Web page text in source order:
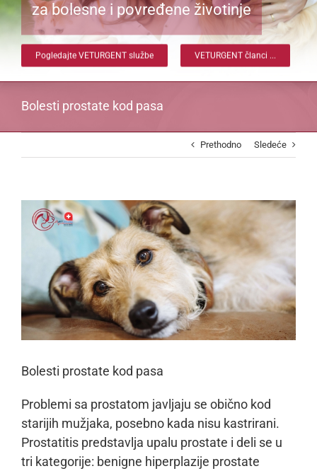
za bolesne i povređene životinje
Pogledajte VETURGENT službe VETURGENT članci ...
Bolesti prostate kod pasa
Prethodno Sledeće
Larger
Image
Bolesti prostate kod pasa
Problemi sa prostatom javljaju se obično kod
starijih mužjaka, posebno kada nisu kastrirani.
Prostatitis predstavlja upalu prostate i deli se u
tri kategorije: benigne hiperplazije prostate